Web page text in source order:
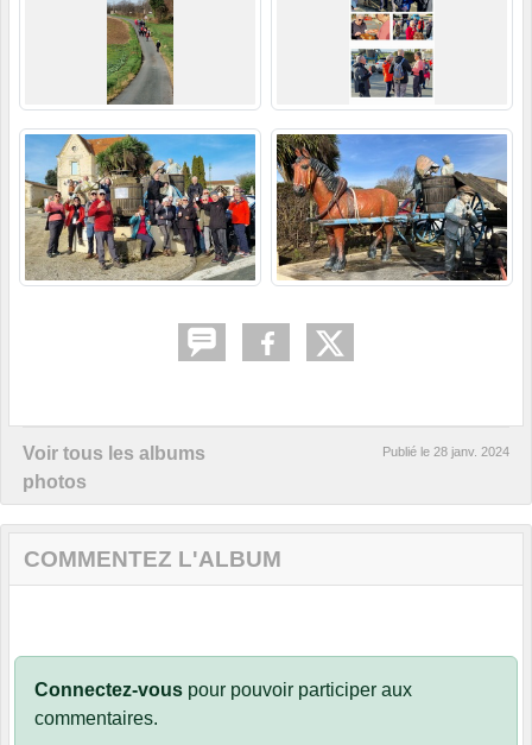
Voir tous les albums
photos
Publié le 28 janv. 2024
COMMENTEZ L'ALBUM
Connectez-vous pour pouvoir participer aux
commentaires.